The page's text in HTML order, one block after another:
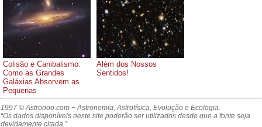
Colisão e Canibalismo:
Como as Grandes
Galáxias Absorvem as
Pequenas
Além dos Nossos
Sentidos!
1997 © Astronoo.com − Astronomia, Astrofísica, Evolução e Ecologia.
“Os dados disponíveis neste site poderão ser utilizados desde que a fonte seja
devidamente citada.”